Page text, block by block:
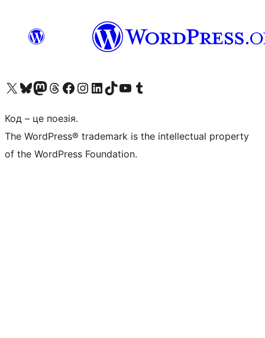
Visit our X (formerly Twitter) account
Visit our Bluesky account
Завітайте до нашої стрічки в Mastodon
Visit our Threads account
Завітайте на нашу сторінку в Facebook
Visit our Instagram account
Visit our LinkedIn account
Visit our TikTok account
Visit our YouTube channel
Visit our Tumblr account
Код – це поезія.
The WordPress® trademark is the intellectual property
of the WordPress Foundation.